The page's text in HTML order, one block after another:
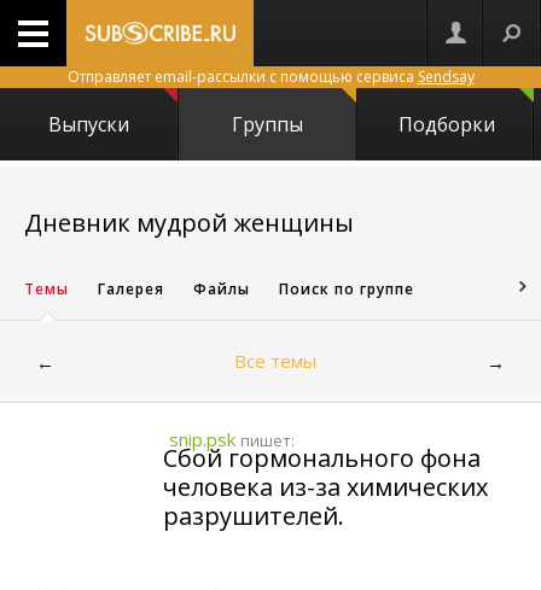
Отправляет email-рассылки с помощью сервиса Sendsay
Выпуски Группы Подборки
Дневник мудрой женщины
Темы Галерея Файлы Поиск по группе
← Все темы →
snip.psk пишет:
Сбой гормонального фона
человека из-за химических
разрушителей.